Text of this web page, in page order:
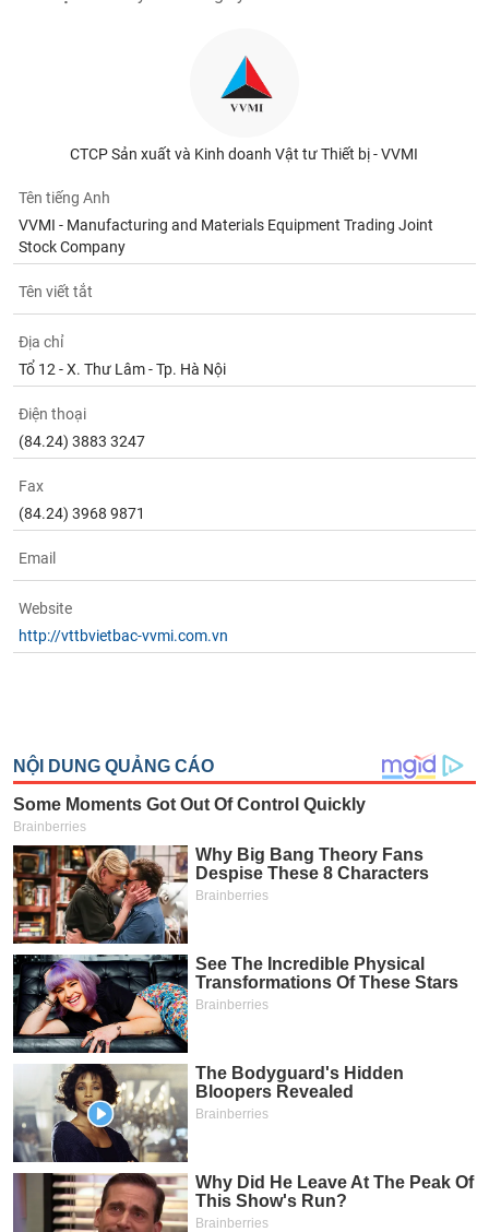
CTCP Sản xuất và Kinh doanh Vật tư Thiết bị - VVMI
Tên tiếng Anh
VVMI - Manufacturing and Materials Equipment Trading Joint
Stock Company
Tên viết tắt
Địa chỉ
Tổ 12 - X. Thư Lâm - Tp. Hà Nội
Điện thoại
(84.24) 3883 3247
Fax
(84.24) 3968 9871
Email
Website
http://vttbvietbac-vvmi.com.vn